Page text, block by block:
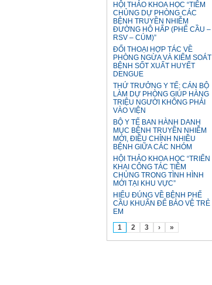
HỘI THẢO KHOA HỌC “TIÊM
CHỦNG DỰ PHÒNG CÁC
BỆNH TRUYỀN NHIỄM
ĐƯỜNG HÔ HẤP (PHẾ CẦU –
RSV – CÚM)”
ĐỐI THOẠI HỢP TÁC VỀ
PHÒNG NGỪA VÀ KIỂM SOÁT
BỆNH SỐT XUẤT HUYẾT
DENGUE
THỨ TRƯỞNG Y TẾ: CÁN BỘ
LÀM DỰ PHÒNG GIÚP HÀNG
TRIỆU NGƯỜI KHÔNG PHẢI
VÀO VIỆN
BỘ Y TẾ BAN HÀNH DANH
MỤC BỆNH TRUYỀN NHIỄM
MỚI, ĐIỀU CHỈNH NHIỀU
BỆNH GIỮA CÁC NHÓM
HỘI THẢO KHOA HỌC “TRIỂN
KHAI CÔNG TÁC TIÊM
CHỦNG TRONG TÌNH HÌNH
MỚI TẠI KHU VỰC”
HIỂU ĐÚNG VỀ BỆNH PHẾ
CẦU KHUẨN ĐỂ BẢO VỆ TRẺ
EM
1
2 3 › »